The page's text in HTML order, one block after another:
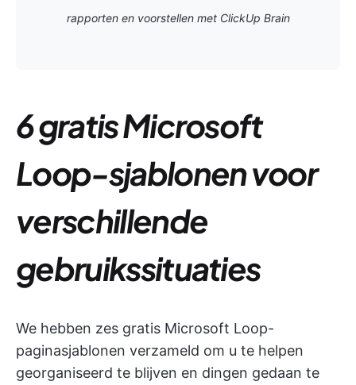
rapporten en voorstellen met ClickUp Brain
6 gratis Microsoft
Loop-sjablonen voor
verschillende
gebruikssituaties
We hebben zes gratis Microsoft Loop-
paginasjablonen verzameld om u te helpen
georganiseerd te blijven en dingen gedaan te